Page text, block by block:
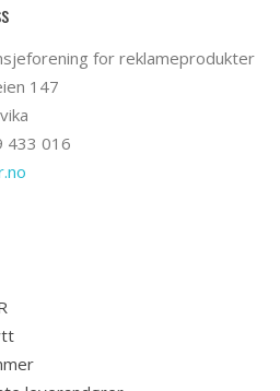
for reklameprodukter
147
433 016